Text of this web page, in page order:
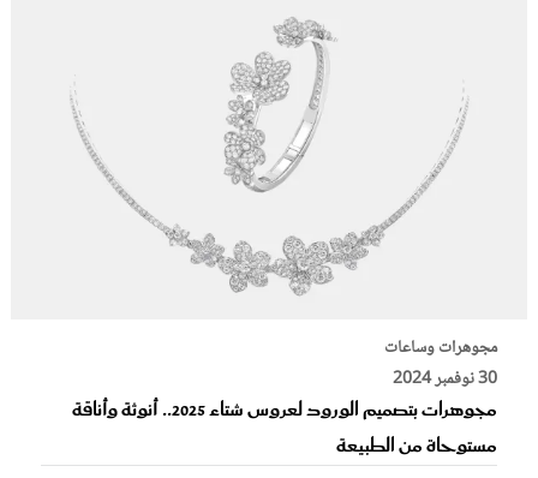
مجوهرات وساعات
30 نوفمبر 2024
مجوهرات بتصميم الورود لعروس شتاء 2025.. أنوثة وأناقة
مستوحاة من الطبيعة